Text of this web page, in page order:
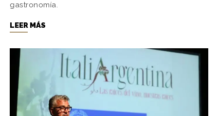
gastronomía.
LEER MÁS